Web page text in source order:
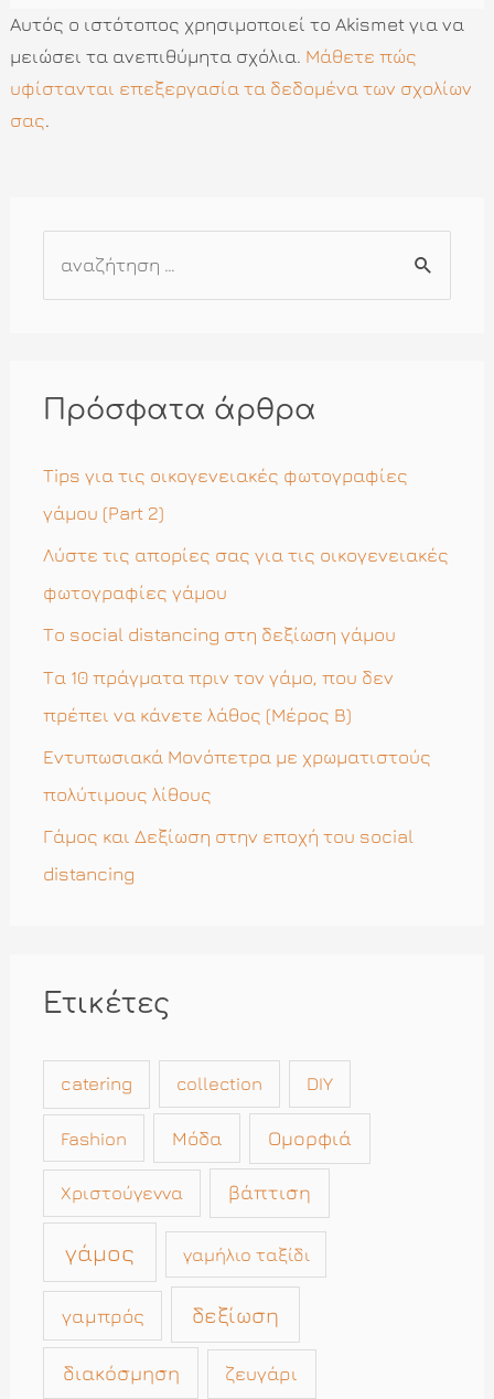
Αυτός ο ιστότοπος χρησιμοποιεί το Akismet για να
μειώσει τα ανεπιθύμητα σχόλια. Μάθετε πώς
υφίστανται επεξεργασία τα δεδομένα των σχολίων
σας.
ή
η
σ
η
γ
Πρόσφατα άρθρα
Tips για τις οικογενειακές φωτογραφίες
γάμου (Part 2)
Λύστε τις απορίες σας για τις οικογενειακές
φωτογραφίες γάμου
Το social distancing στη δεξίωση γάμου
Τα 10 πράγματα πριν τον γάμο, που δεν
πρέπει να κάνετε λάθος (Μέρος Β)
Εντυπωσιακά Μονόπετρα με χρωματιστούς
πολύτιμους λίθους
Γάμος και Δεξίωση στην εποχή του social
distancing
Ετικέτες
catering collection DIY
Fashion Μόδα Ομορφιά
Χριστούγεννα βάπτιση
γάμος γαμήλιο ταξίδι
γαμπρός δεξίωση
διακόσμηση ζευγάρι